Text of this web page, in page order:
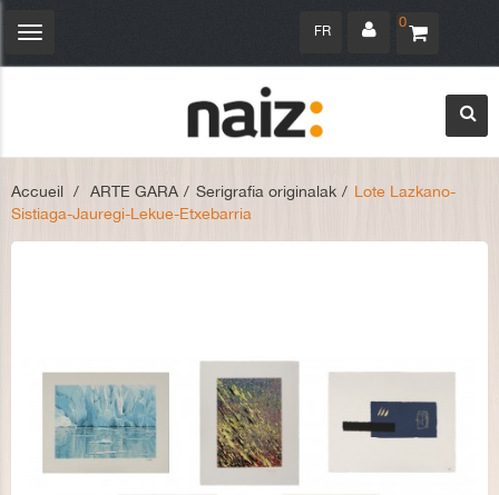
0
FR
Navigation
Accueil > ARTE GARA > Serigrafia originalak > Lote Lazkano-
Sistiaga-Jauregi-Lekue-Etxebarria